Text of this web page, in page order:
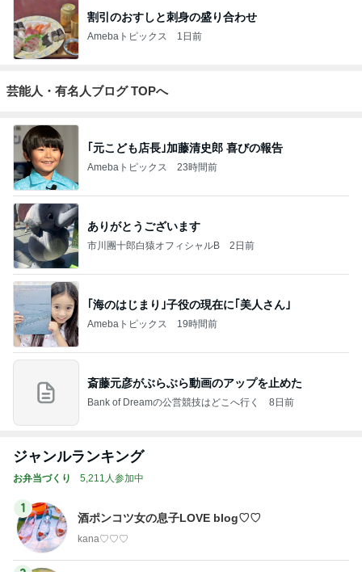
割引のおすしと刺身の盛り合わせ
Amebaトピックス 1日前
芸能人・有名人ブログ TOPへ
｢元こども店長｣加藤清史郎 喜びの報告
Amebaトピックス 23時間前
ありがとうございます
市川團十郎白猿オフィシャルB 2日前
｢海のはじまり｣子役の現在に｢美人さん｣
Amebaトピックス 19時間前
斎藤元彦がぶらぶら動画のアップを止めた
Bank of Dreamの公営競技はどこへ行く 8日前
ジャンルランキング
お弁当づくり 5,211人参加中
1
酒ポンコツ女の息子LOVE blog♡♡
kana♡♡♡